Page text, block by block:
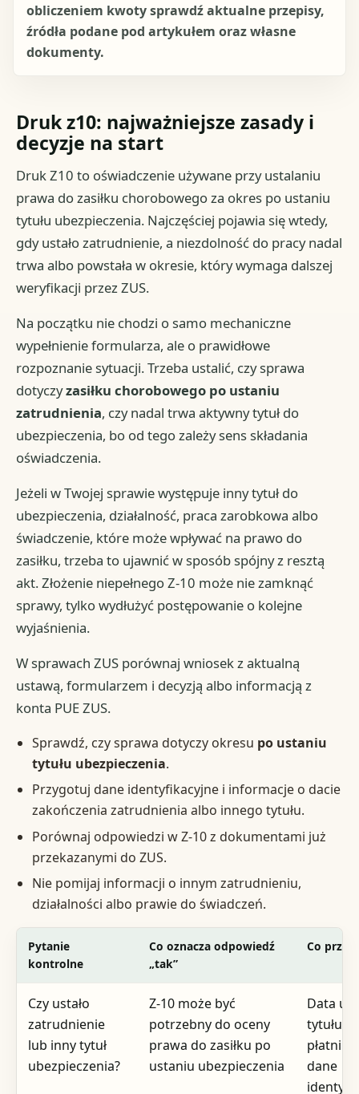
obliczeniem kwoty sprawdź aktualne przepisy,
źródła podane pod artykułem oraz własne
dokumenty.
Druk z10: najważniejsze zasady i
decyzje na start
Druk Z10 to oświadczenie używane przy ustalaniu
prawa do zasiłku chorobowego za okres po ustaniu
tytułu ubezpieczenia. Najczęściej pojawia się wtedy,
gdy ustało zatrudnienie, a niezdolność do pracy nadal
trwa albo powstała w okresie, który wymaga dalszej
weryfikacji przez ZUS.
Na początku nie chodzi o samo mechaniczne
wypełnienie formularza, ale o prawidłowe
rozpoznanie sytuacji. Trzeba ustalić, czy sprawa
dotyczyzasiłku chorobowego po ustaniu
zatrudnienia, czy nadal trwa aktywny tytuł do
ubezpieczenia, bo od tego zależy sens składania
oświadczenia.
Jeżeli w Twojej sprawie występuje inny tytuł do
ubezpieczenia, działalność, praca zarobkowa albo
świadczenie, które może wpływać na prawo do
zasiłku, trzeba to ujawnić w sposób spójny z resztą
akt. Złożenie niepełnego Z-10 może nie zamknąć
sprawy, tylko wydłużyć postępowanie o kolejne
wyjaśnienia.
W sprawach ZUS porównaj wniosek z aktualną
ustawą, formularzem i decyzją albo informacją z
konta PUE ZUS.
Sprawdź, czy sprawa dotyczy okresu po ustaniu
tytułu ubezpieczenia.
Przygotuj dane identyfikacyjne i informacje o dacie
zakończenia zatrudnienia albo innego tytułu.
Porównaj odpowiedzi w Z-10 z dokumentami już
przekazanymi do ZUS.
Nie pomijaj informacji o innym zatrudnieniu,
działalności albo prawie do świadczeń.
Pytanie
kontrolne
Co oznacza odpowiedź
„tak”
Co
Czy ustało
zatrudnienie
lub inny tytuł
ubezpieczenia?
Z-10 może być
potrzebny do oceny
prawa do zasiłku po
ustaniu ubezpieczenia
Data
tytułu,
dane